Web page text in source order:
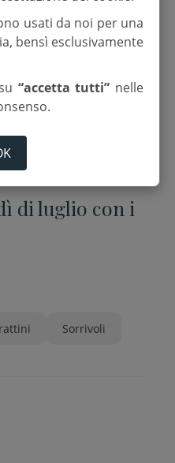
di luglio con i
Sorrivoli
usati da noi per una
bensì esclusivamente
“accetta tutti” nelle